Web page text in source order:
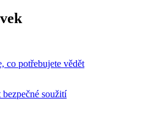
co potřebujete vědět
soužití